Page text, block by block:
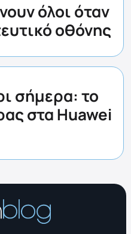
όλοι όταν
οθόνης
σήμερα: το
στα Huawei